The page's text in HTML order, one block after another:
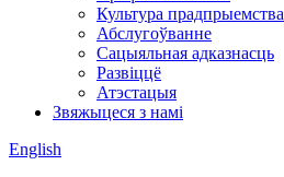
Культура прадпрыемства
Абслугоўванне
Сацыяльная адказнасць
Развіццё
Атэстацыя
Звяжыцеся з намі
English